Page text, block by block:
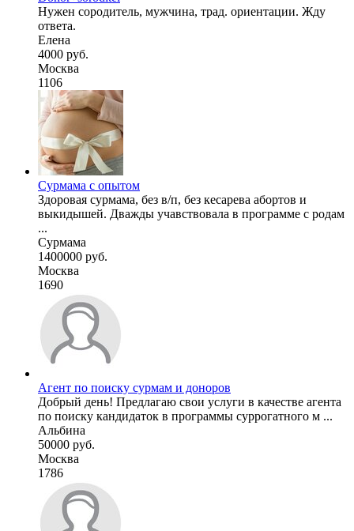
Нужен сородитель, мужчина, трад. ориентации. Жду
ответа.
Елена
4000 руб.
Москва
1106
Сурмама с опытом
Здоровая сурмама, без в/п, без кесарева абортов и
выкидышей. Дважды учавствовала в программе с родам
...
Сурмама
1400000 руб.
Москва
1690
Агент по поиску сурмам и доноров
Добрый день! Предлагаю свои услуги в качестве агента
по поиску кандидаток в программы суррогатного м ...
Альбина
50000 руб.
Москва
1786